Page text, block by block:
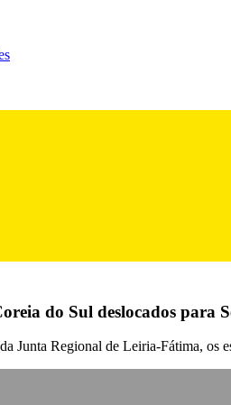
do Sul deslocados para
Junta Regional de Leiria-Fátima, os